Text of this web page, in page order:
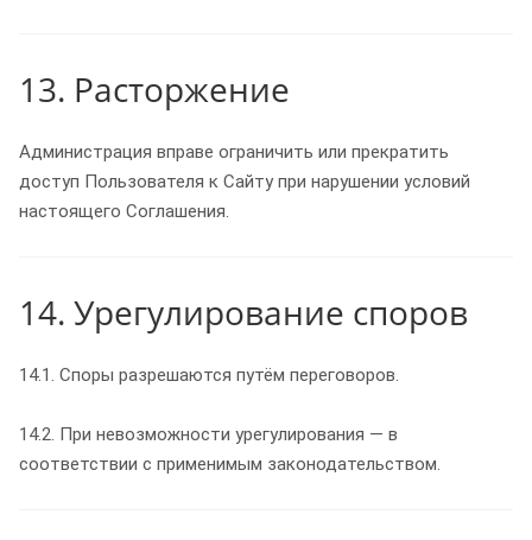
13. Расторжение
Администрация вправе ограничить или прекратить
доступ Пользователя к Сайту при нарушении условий
настоящего Соглашения.
14. Урегулирование споров
14.1. Споры разрешаются путём переговоров.
14.2. При невозможности урегулирования — в
соответствии с применимым законодательством.